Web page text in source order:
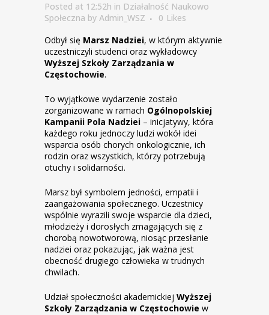
Posted at 12:52h in Działalność Naukowo
Społeczna by Admin_WSZ 0 Likes
Odbył się Marsz Nadziei, w którym aktywnie
uczestniczyli studenci oraz wykładowcy
Wyższej Szkoły Zarządzania w
Częstochowie.
To wyjątkowe wydarzenie zostało
zorganizowane w ramach Ogólnopolskiej
Kampanii Pola Nadziei – inicjatywy, która
każdego roku jednoczy ludzi wokół idei
wsparcia osób chorych onkologicznie, ich
rodzin oraz wszystkich, którzy potrzebują
otuchy i solidarności.
Marsz był symbolem jedności, empatii i
zaangażowania społecznego. Uczestnicy
wspólnie wyrazili swoje wsparcie dla dzieci,
młodzieży i dorosłych zmagających się z
chorobą nowotworową, niosąc przesłanie
nadziei oraz pokazując, jak ważna jest
obecność drugiego człowieka w trudnych
chwilach.
Udział społeczności akademickiej Wyższej
Szkoły Zarządzania w Częstochowie w